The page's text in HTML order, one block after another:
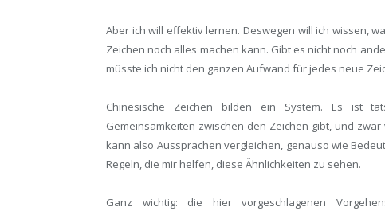
Aber ich will effektiv lernen. Deswegen will ich wissen,
Zeichen noch alles machen kann. Gibt es nicht noch
müsste ich nicht den ganzen Aufwand für jedes neue
Chinesische Zeichen bilden ein System. Es ist
Gemeinsamkeiten zwischen den Zeichen gibt, und
kann also Aussprachen vergleichen, genauso wie
Regeln, die mir helfen, diese Ähnlichkeiten zu sehen.
Ganz wichtig: die hier vorgeschlagenen